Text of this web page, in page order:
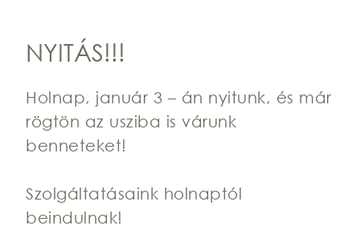
NYITÁS!!!
Holnap, január 3 – án nyitunk, és már
rögtön az usziba is várunk
benneteket!
Szolgáltatásaink holnaptól
beindulnak!